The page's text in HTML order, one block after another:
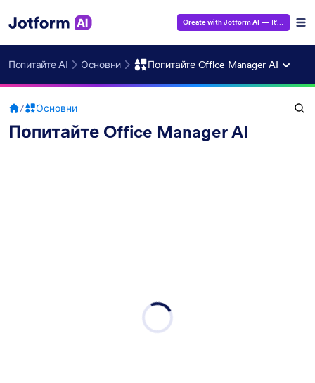
Create with Jotform AI — It's Free!
Попитайте AI Основни Попитайте Office Manager AI
/ Основни
Попитайте Office Manager AI